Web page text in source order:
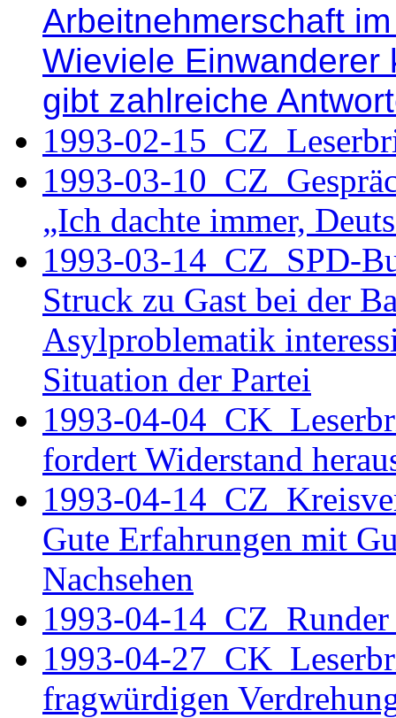
Arbeitnehmerschaft
Wieviele Einwanderer
gibt zahlreiche
1993-02-
1993-03-10 CZ
„Ich dachte immer,
1993-03-14 CZ SPD-
Struck zu Gast bei der
Asylproblematik
Situation der Partei
1993-04-04 CK
fordert Widerstand
1993-04-14 CZ
Gute Erfahrungen mit
Nachsehen
1993-04-
1993-04-27 CK
fragwürdigen